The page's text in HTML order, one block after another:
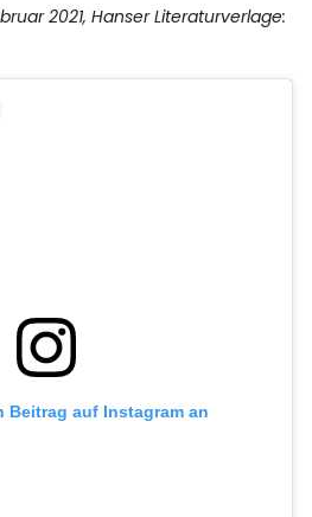
2021, Hanser Literaturverlage:
Beitrag auf Instagram an